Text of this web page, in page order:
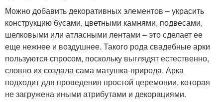
Можно добавить декоративных элементов – украсить
конструкцию бусами, цветными камнями, подвесами,
шелковыми или атласными лентами – это сделает ее
еще нежнее и воздушнее. Такого рода свадебные арки
пользуются спросом, поскольку выглядят естественно,
словно их создала сама матушка-природа. Арка
подходит для проведения простой церемонии, которая
не загружена иными атрибутами и декорациями.